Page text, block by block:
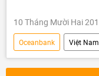
10 Tháng Mười Hai
Oceanbank Việt Nam
Vinashin
Bộ